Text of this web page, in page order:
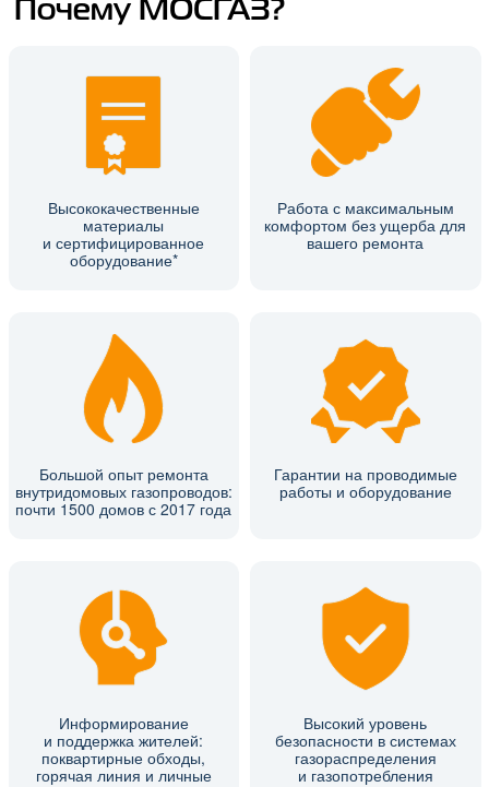
Почему МОСГАЗ?
Высококачественные
материалы
и сертифицированное
оборудование*
Работа с максимальным
комфортом без ущерба для
вашего ремонта
Большой опыт ремонта
внутридомовых газопроводов:
почти 1500 домов с 2017 года
Гарантии на проводимые
работы и оборудование
Информирование
и поддержка жителей:
поквартирные обходы,
горячая линия и личные
Высокий уровень
безопасности в системах
газораспределения
и газопотребления